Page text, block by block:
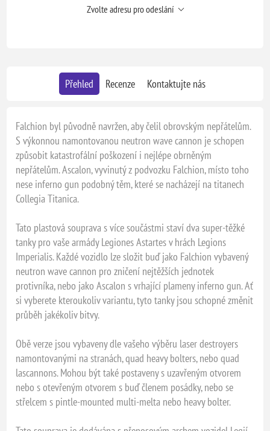
Zvolte adresu pro odeslání
Přehled Recenze Kontaktujte nás
Falchion byl původně navržen, aby čelil obrovským nepřátelům.
S výkonnou namontovanou neutron wave cannon je schopen
způsobit katastrofální poškození i nejlépe obrněným
nepřátelům. Ascalon, vyvinutý z podvozku Falchion, místo toho
nese inferno gun podobný těm, které se nacházejí na titanech
Collegia Titanica.
Tato plastová souprava s více součástmi staví dva super-těžké
tanky pro vaše armády Legiones Astartes v hrách Legions
Imperialis. Každé vozidlo lze složit buď jako Falchion vybavený
neutron wave cannon pro zničení nejtěžších jednotek
protivníka, nebo jako Ascalon s vrhající plameny inferno gun. Ať
si vyberete kteroukoliv variantu, tyto tanky jsou schopné změnit
průběh jakékoliv bitvy.
Obě verze jsou vybaveny dle vašeho výběru laser destroyers
namontovanými na stranách, quad heavy bolters, nebo quad
lascannons. Mohou být také postaveny s uzavřeným otvorem
nebo s otevřeným otvorem s buď členem posádky, nebo se
střelcem s pintle-mounted multi-melta nebo heavy bolter.